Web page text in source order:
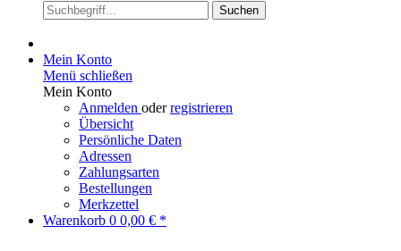
Suchen
Mein Konto
Menü schließen
Mein Konto
Anmelden oderregistrieren
Übersicht
Persönliche Daten
Adressen
Zahlungsarten
Bestellungen
Merkzettel
Warenkorb 0 0,00 € *